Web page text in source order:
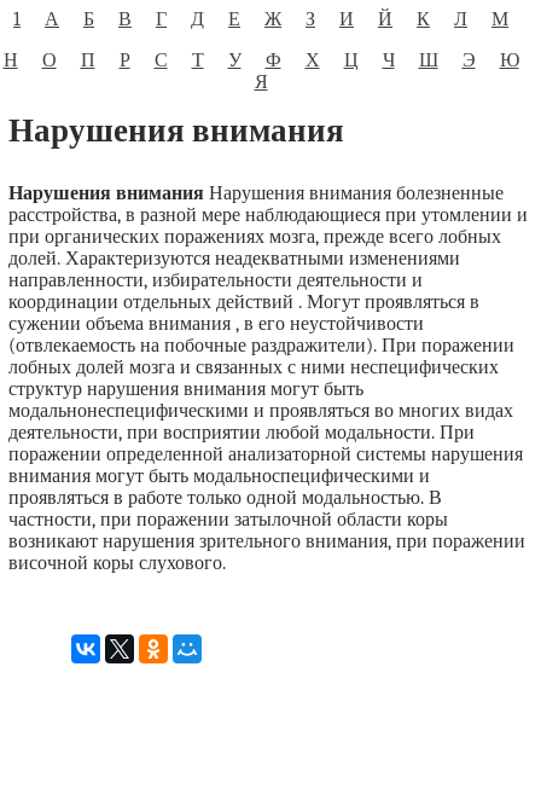
1
А Б В Г Д Е Ж З И Й К Л
М
Н
О П Р С Т У Ф Х Ц Ч Ш Э
Ю
Я
Нарушения внимания
Нарушения вниманияНарушения внимания болезненные
расстройства, в разной мере наблюдающиеся при утомлении и
при органических поражениях мозга, прежде всего лобных
долей. Характеризуются неадекватными изменениями
направленности, избирательности деятельности и
координации отдельных действий . Могут проявляться в
сужении объема внимания , в его неустойчивости
(отвлекаемость на побочные раздражители). При поражении
лобных долей мозга и связанных с ними неспецифических
структур нарушения внимания могут быть
модальнонеспецифическими и проявляться во многих видах
деятельности, при восприятии любой модальности. При
поражении определенной анализаторной системы нарушения
внимания могут быть модальноспецифическими и
проявляться в работе только одной модальностью. В
частности, при поражении затылочной области коры
возникают нарушения зрительного внимания, при поражении
височной коры слухового.